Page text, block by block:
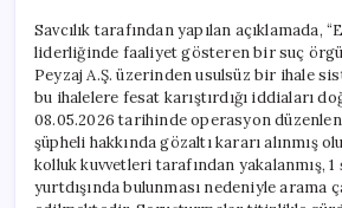
Savcılık tarafından yapılan açıklamada,
liderliğinde faaliyet gösteren bir suç
Peyzaj A.Ş. üzerinden usulsüz bir ihale
bu ihalelere fesat karıştırdığı iddiaları
08.05.2026 tarihinde operasyon
şüpheli hakkında gözaltı kararı alınmış
kolluk kuvvetleri tarafından yakalanmış, 1
yurtdışında bulunması nedeniyle arama